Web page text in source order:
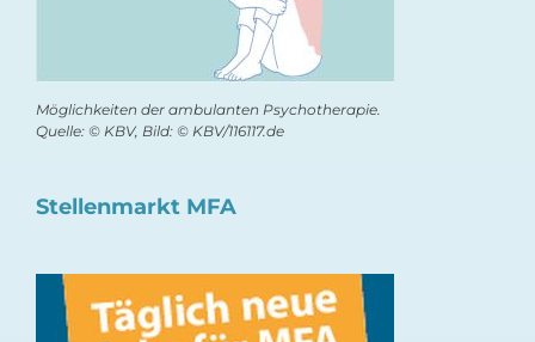
Möglichkeiten der ambulanten Psychotherapie.
Quelle: © KBV, Bild: © KBV/116117.de
Stellenmarkt MFA